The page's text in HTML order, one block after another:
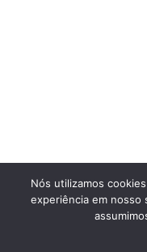
Nós utilizamos
experiência em nosso